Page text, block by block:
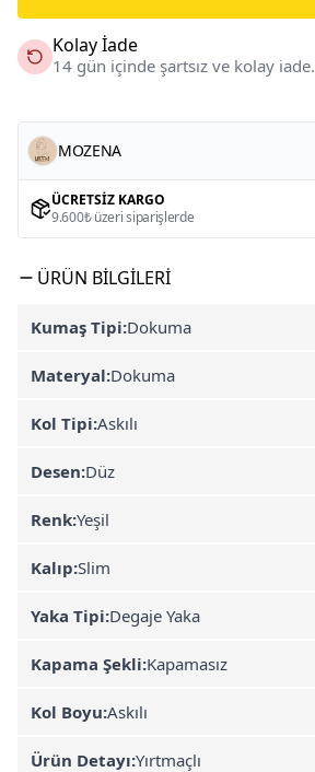
Kolay İade
14 gün içinde şartsız ve kolay iade.
MOZENA
ÜCRETSIZ KARGO
9.600₺ üzeri siparişlerde
ÜRÜN BILGILERI
Kumaş Tipi:Dokuma
Materyal:Dokuma
Kol Tipi:Askılı
Desen:Düz
Renk:Yeşil
Kalıp:Slim
Yaka Tipi:Degaje Yaka
Kapama Şekli:Kapamasız
Kol Boyu:Askılı
Ürün Detayı:Yırtmaçlı